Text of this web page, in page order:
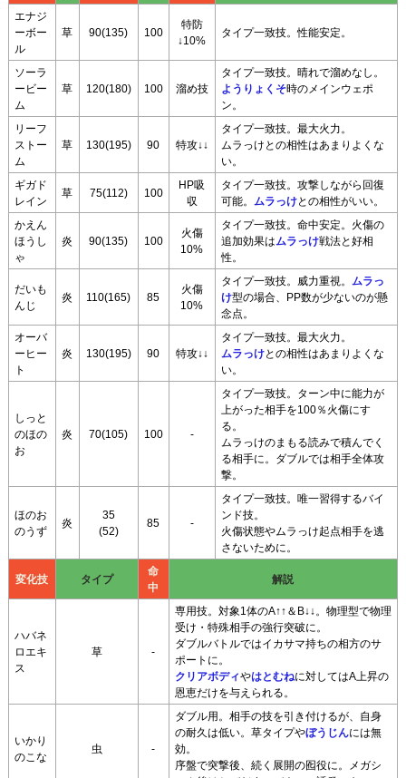
エナジ
ーボー
ル
草 90(135) 100
特防
↓10%
タイプ一致技。性能安定。
ソーラ
ービー
ム
草 120(180) 100 溜め技
タイプ一致技。晴れで溜めなし。
ようりょくそ時のメインウェポ
ン。
リーフ
ストー
ム
草 130(195) 90 特攻↓↓
タイプ一致技。最大火力。
ムラっけとの相性はあまりよくな
い。
ギガド
レイン
草 75(112) 100
HP吸
収
タイプ一致技。攻撃しながら回復
可能。 ムラっけとの相性がいい。
かえん
ほうし
ゃ
炎 90(135) 100
火傷
10%
タイプ一致技。命中安定。火傷の
追加効果はムラっけ戦法と好相
性。
だいも
んじ
炎 110(165) 85
火傷
10%
タイプ一致技。威力重視。 ムラっ
け型の場合、PP数が少ないのが懸
念点。
オーバ
ーヒー
ト
炎 130(195) 90 特攻↓↓
タイプ一致技。最大火力。
ムラっけとの相性はあまりよくな
い。
しっと
のほの
お
炎 70(105) 100 -
タイプ一致技。ターン中に能力が
上がった相手を100％火傷にす
る。
ムラっけのまもる読みで積んでく
る相手に。ダブルでは相手全体攻
撃。
ほのお
のうず
炎
35
(52)
85 -
タイプ一致技。唯一習得するバイ
ンド技。
火傷状態やムラっけ起点相手を逃
さないために。
変化技 タイプ
命
中
解説
ハバネ
ロエキ
ス
草 -
専用技。対象1体のA↑↑＆B↓↓。物理型で物理
受け・特殊相手の強行突破に。
ダブルバトルではイカサマ持ちの相方のサ
ポートに。
クリアボディやはとむねに対してはA上昇の
恩恵だけを与えられる。
いかり
のこな
虫 -
ダブル用。相手の技を引き付けるが、自身
の耐久は低い。草タイプやぼうじんには無
効。
序盤で突撃後、続く展開の囮役に。メガシ